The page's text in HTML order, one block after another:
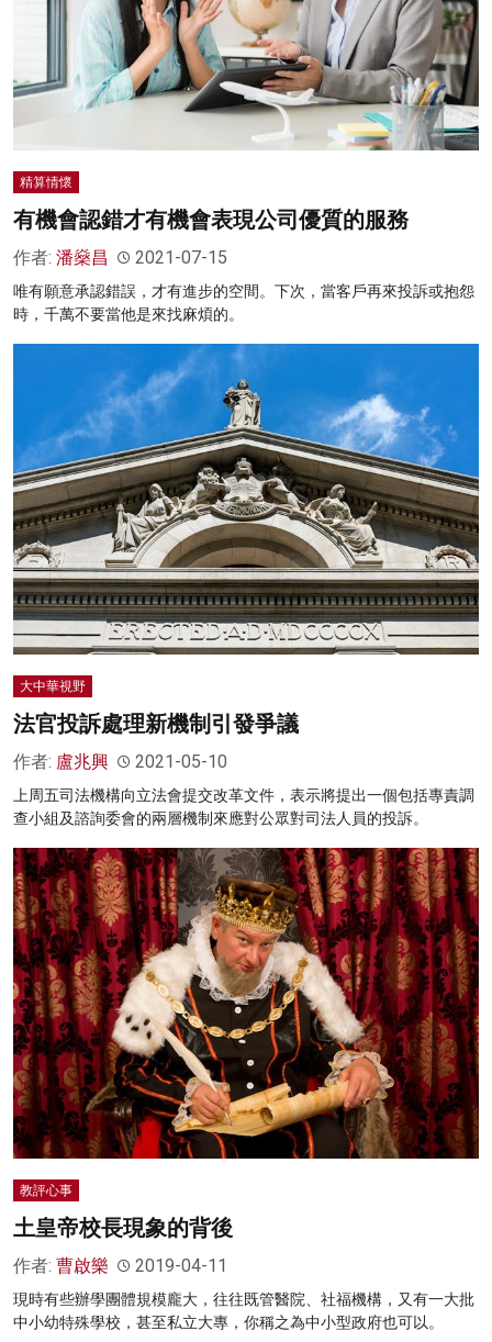
精算情懷
有機會認錯才有機會表現公司優質的服務
作者: 潘燊昌 2021-07-15
唯有願意承認錯誤，才有進步的空間。下次，當客戶再來投訴或抱怨
時，千萬不要當他是來找麻煩的。
大中華視野
法官投訴處理新機制引發爭議
作者: 盧兆興 2021-05-10
上周五司法機構向立法會提交改革文件，表示將提出一個包括專責調
查小組及諮詢委會的兩層機制來應對公眾對司法人員的投訴。
教評心事
土皇帝校長現象的背後
作者: 曹啟樂 2019-04-11
現時有些辦學團體規模龐大，往往既管醫院、社福機構，又有一大批
中小幼特殊學校，甚至私立大專，你稱之為中小型政府也可以。